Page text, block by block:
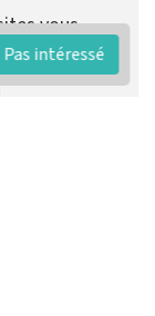
Pas intéressé
vous-
tout.